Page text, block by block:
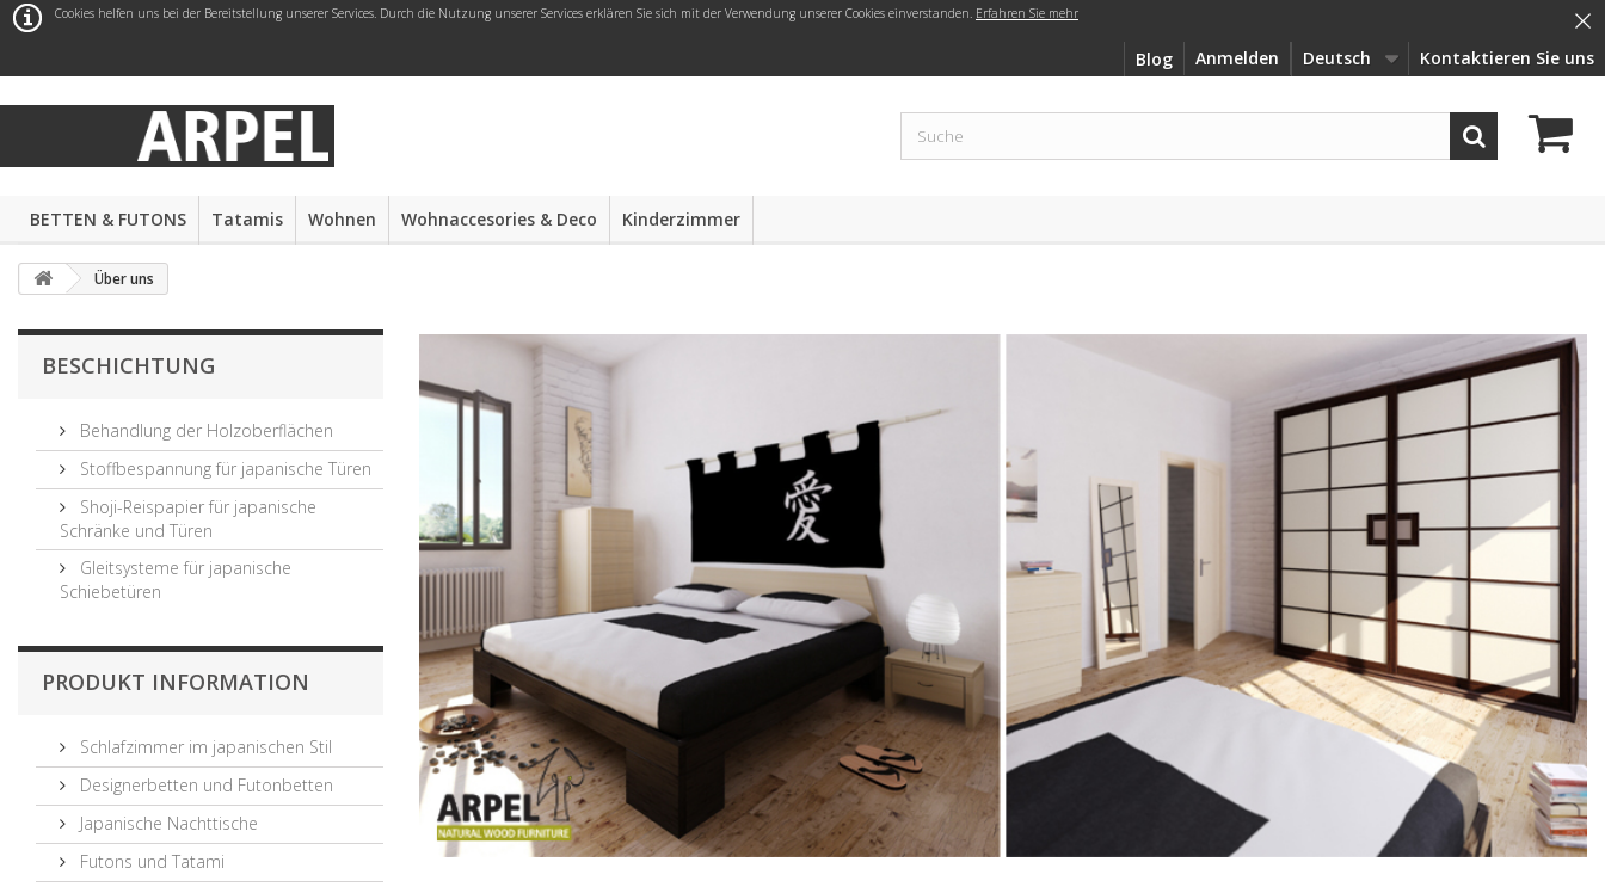
Kontaktieren Sie uns
Deutsch
Anmelden
Blog
×
Cookies helfen uns bei der Bereitstellung unserer Services. Durch die Nutzung unserer Services erklären Sie sich mit der Verwendung unserer Cookies einverstanden. Erfahren Sie mehr
BETTEN & FUTONS Tatamis Wohnen Wohnaccesories & Deco Kinderzimmer
Über uns
BESCHICHTUNG
Behandlung der Holzoberflächen
Stoffbespannung für japanische Türen
Shoji-Reispapier für japanische
Schränke und Türen
Gleitsysteme für japanische
Schiebetüren
PRODUKT INFORMATION
Schlafzimmer im japanischen Stil
Designerbetten und Futonbetten
Japanische Nachttische
Futons und Tatami